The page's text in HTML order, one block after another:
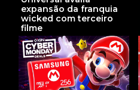
expansão da franquia
wicked com terceiro
filme